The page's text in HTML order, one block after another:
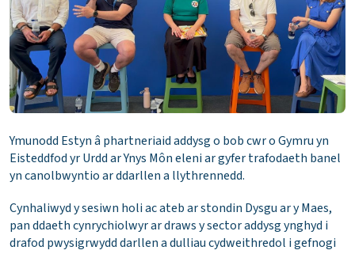
Ymunodd Estyn â phartneriaid addysg o bob cwr o Gymru yn
Eisteddfod yr Urdd ar Ynys Môn eleni ar gyfer trafodaeth banel
yn canolbwyntio ar ddarllen a llythrennedd.
Cynhaliwyd y sesiwn holi ac ateb ar stondin Dysgu ar y Maes,
pan ddaeth cynrychiolwyr ar draws y sector addysg ynghyd i
drafod pwysigrwydd darllen a dulliau cydweithredol i gefnogi